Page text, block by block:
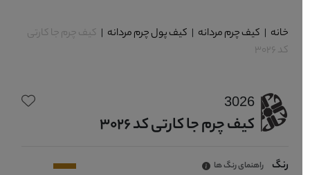
خانه | کیف چرم مردانه| کیف پول چرم مردانه| کیف چرم جا کارتی
کد 3026
3026
کیف چرم جا کارتی کد 3026
رنگ راهنمای رنگ ها